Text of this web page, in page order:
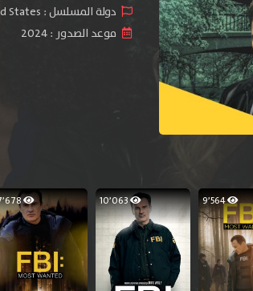
دولة المسلسل : United States
موعد الصدور : 2024
9٬564 10٬063 7٬678